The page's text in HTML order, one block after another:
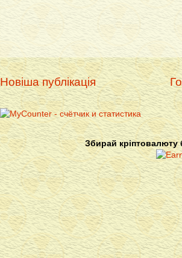
Новіша публікація
Збирай кріптовалюту